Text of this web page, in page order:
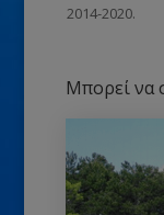
2014-2020.
Μπορεί να